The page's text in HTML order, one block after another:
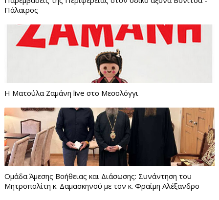
Πάλαιρος
Η Ματούλα Ζαμάνη live στο Μεσολόγγι
Ομάδα Άμεσης Βοήθειας και Διάσωσης: Συνάντηση του
Μητροπολίτη κ. Δαμασκηνού με τον κ. Φραίμη Αλέξανδρο